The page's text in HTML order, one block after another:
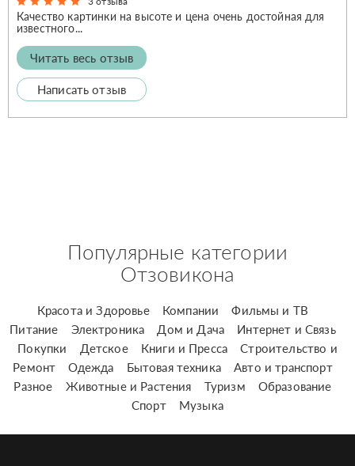
Качество картинки на высоте и цена очень достойная для
известного...
Читать весь отзыв
Написать отзыв
Популярные категории
Отзовикона
Красота и Здоровье Компании
Фильмы и ТВ
Питание
Электроника Дом и Дача
Интернет и Связь
Покупки
Детское Книги и Пресса
Строительство и
Ремонт
Одежда Бытовая техника
Авто и транспорт
Разное
Животные и Растения Туризм
Образование
Спорт
Музыка